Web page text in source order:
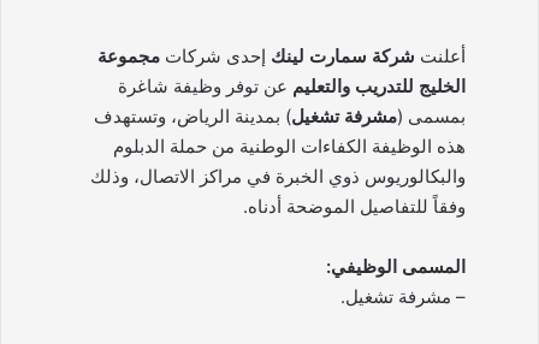
أعلنت شركة سمارت لينك إحدى شركات مجموعة
الخليج للتدريب والتعليم عن توفر وظيفة شاغرة
بمسمى (مشرفة تشغيل) بمدينة الرياض، وتستهدف
هذه الوظيفة الكفاءات الوطنية من حملة الدبلوم
والبكالوريوس ذوي الخبرة في مراكز الاتصال، وذلك
وفقاً للتفاصيل الموضحة أدناه.
المسمى الوظيفي:
– مشرفة تشغيل.